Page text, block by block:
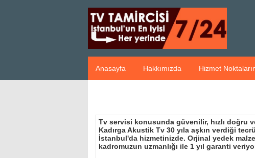
Anasayfa Hakkımızda Hizmet
Tv servisi konusunda güvenilir, hızlı doğru
Kadırga Akustik Tv 30 yıla aşkın verdiği
İstanbul'da hizmetinizde. Orjinal yedek
kadromuzun uzmanlığı ile 1 yıl garanti